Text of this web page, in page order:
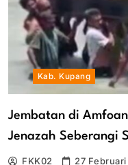
Kab. Kupang
Jembatan di
Jenazah Seberangi
FKK02 27